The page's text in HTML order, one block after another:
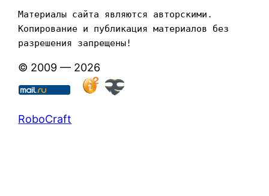
Материалы сайта являются авторскими.
Копирование и публикация материалов без
разрешения запрещены!
© 2009 — 2026
RoboCraft